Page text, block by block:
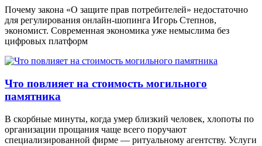
Почему закона «О защите прав потребителей» недостаточно
для регулирования онлайн-шопинга Игорь Степнов,
экономист. Современная экономика уже немыслима без
цифровых платформ
Что повлияет на стоимость могильного
памятника
В скорбные минуты, когда умер близкий человек, хлопоты по
организации прощания чаще всего поручают
специализированной фирме — ритуальному агентству. Услуги